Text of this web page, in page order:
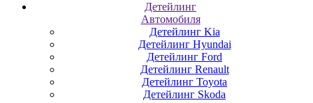
Детейлинг
Автомобиля
Детейлинг Kia
Детейлинг Hyundai
Детейлинг Ford
Детейлинг Renault
Детейлинг Toyota
Детейлинг Skoda